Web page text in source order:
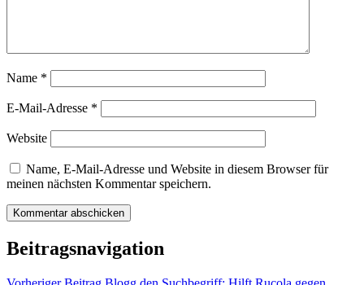
Name *
E-Mail-Adresse *
Website
Name, E-Mail-Adresse und Website in diesem Browser für
meinen nächsten Kommentar speichern.
Beitragsnavigation